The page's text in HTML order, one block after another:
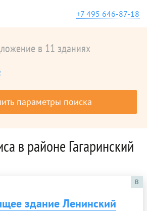
+7 495 646-87-18
в 11 зданиях
параметры поиска
в районе Гагаринский
B
здание Ленинский